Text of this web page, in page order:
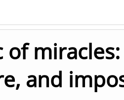
of
and